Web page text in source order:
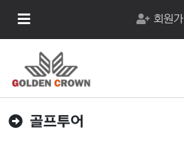
메
회원
골프투어